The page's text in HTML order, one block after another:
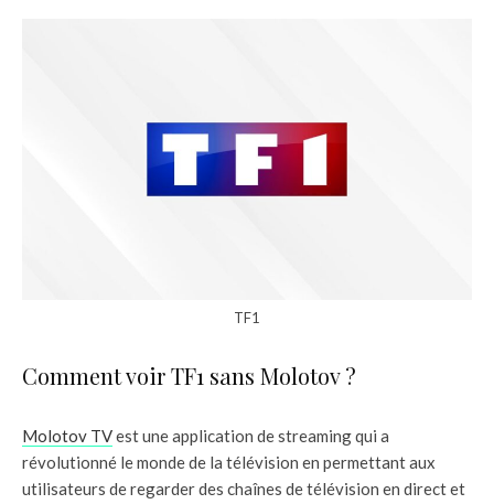
TF1
Comment voir TF1 sans Molotov ?
Molotov TVest une application de streaming qui a
révolutionné le monde de la télévision en permettant aux
utilisateurs de regarder des chaînes de télévision en direct et